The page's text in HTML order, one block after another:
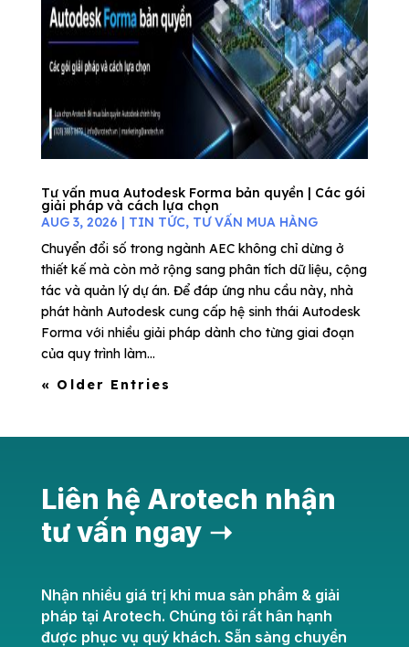
Tư vấn mua Autodesk Forma bản quyền | Các gói
giải pháp và cách lựa chọn
AUG 3, 2026 | TIN TỨC, TƯ VẤN MUA HÀNG
Chuyển đổi số trong ngành AEC không chỉ dừng ở
thiết kế mà còn mở rộng sang phân tích dữ liệu, cộng
tác và quản lý dự án. Để đáp ứng nhu cầu này, nhà
phát hành Autodesk cung cấp hệ sinh thái Autodesk
Forma với nhiều giải pháp dành cho từng giai đoạn
của quy trình làm...
« Older Entries
Liên hệ Arotech nhận
tư vấn ngay ➝
Nhận nhiều giá trị khi mua sản phẩm & giải
pháp tại Arotech. Chúng tôi rất hân hạnh
được phục vụ quý khách. Sẵn sàng chuyển